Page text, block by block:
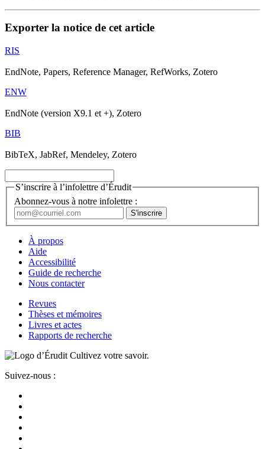
Exporter la notice de cet article
RIS
EndNote, Papers, Reference Manager, RefWorks, Zotero
ENW
EndNote (version X9.1 et +), Zotero
BIB
BibTeX, JabRef, Mendeley, Zotero
S’inscrire à l’infolettre d’Érudit
Abonnez-vous à notre infolettre :
À propos
Aide
Accessibilité
Guide de recherche
Nous contacter
Revues
Thèses et mémoires
Livres et actes
Rapports de recherche
Cultivez votre savoir.
Suivez-nous :